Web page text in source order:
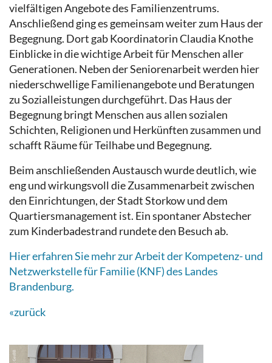
vielfältigen Angebote des Familienzentrums.
Anschließend ging es gemeinsam weiter zum Haus der
Begegnung. Dort gab Koordinatorin Claudia Knothe
Einblicke in die wichtige Arbeit für Menschen aller
Generationen. Neben der Seniorenarbeit werden hier
niederschwellige Familienangebote und Beratungen
zu Sozialleistungen durchgeführt. Das Haus der
Begegnung bringt Menschen aus allen sozialen
Schichten, Religionen und Herkünften zusammen und
schafft Räume für Teilhabe und Begegnung.
Beim anschließenden Austausch wurde deutlich, wie
eng und wirkungsvoll die Zusammenarbeit zwischen
den Einrichtungen, der Stadt Storkow und dem
Quartiersmanagement ist. Ein spontaner Abstecher
zum Kinderbadestrand rundete den Besuch ab.
Hier erfahren Sie mehr zur Arbeit der Kompetenz- und
Netzwerkstelle für Familie (KNF) des Landes
Brandenburg.
«zurück